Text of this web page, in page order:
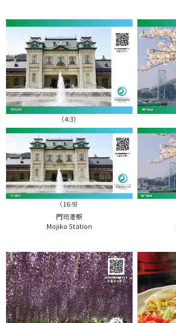
（4:3）
（16:9）
門司港駅
Mojiko Station